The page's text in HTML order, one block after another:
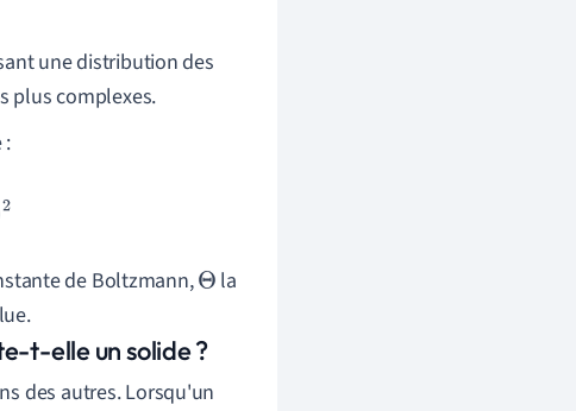
une distribution des
plus complexes.
:
de Boltzmann,Θ la
t-elle un solide ?
des autres. Lorsqu'un